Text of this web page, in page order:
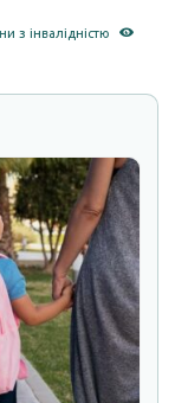
з інвалідністю